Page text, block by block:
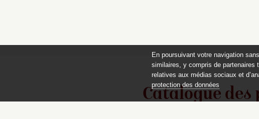
Catalogue des
En poursuivant votre navigation
similaires, y compris de partenaires
relatives aux médias sociaux et
protection des données